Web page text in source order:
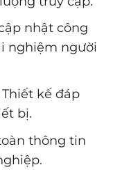
nhật công
nghiệm người
Thiết kế đáp
bị.
thông tin